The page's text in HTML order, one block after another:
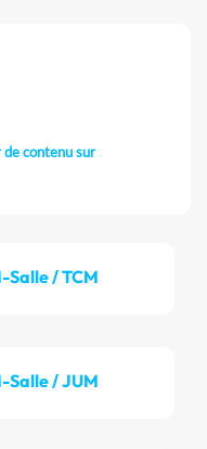
de contenu sur
Salle / TCM
Salle / JUM